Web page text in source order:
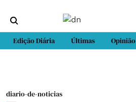
Edição Diária Últimas Opinião
diario-de-noticias